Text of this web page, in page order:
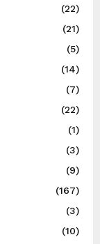
(22)
(21)
(5)
(14)
(7)
(22)
(1)
(3)
(9)
(167)
(3)
(10)